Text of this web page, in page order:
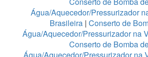
Água/Aquecedor/Pressurizador
Brasileira | Conserto de
Água/Aquecedor/Pressurizador na
Conserto de Bomba